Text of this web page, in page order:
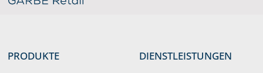
PRODUKTE DIENSTLEISTUNGEN